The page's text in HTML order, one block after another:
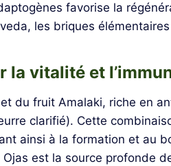
favorise la
les briques
la vitalité et
du fruit Amalaki, riche en
clarifié). Cette
ainsi à la formation et au
Ojas est la source profonde